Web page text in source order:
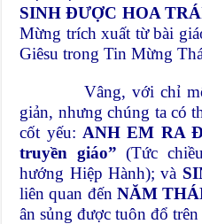
SINH ĐƯỢC HOA
Mừng trích xuất từ bài
Giêsu trong Tin Mừng
Vâng, với chỉ một
giản, nhưng chúng ta có
cốt yếu: ANH EM RA
truyền giáo” (Tức
hướng Hiệp Hành); và
liên quan đến NĂM
ân sủng được tuôn đổ